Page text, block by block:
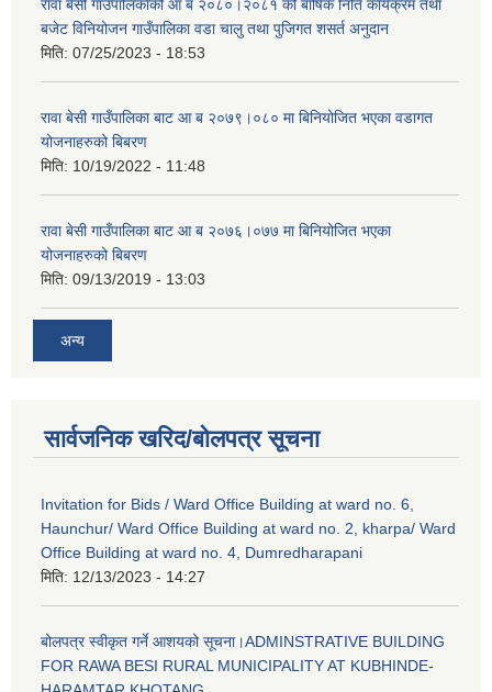
रावा बेसी गाउँपालिकाको आ ब २०८०।२०८१ को बार्षिक निति कार्यक्रम तथा
बजेट विनियोजन गाउँपालिका वडा चालु तथा पुजिगत शसर्त अनुदान
मिति: 07/25/2023 - 18:53
रावा बेसी गाउँपालिका बाट आ ब २०७९।०८० मा बिनियोजित भएका वडागत
योजनाहरुको बिबरण
मिति: 10/19/2022 - 11:48
रावा बेसी गाउँपालिका बाट आ ब २०७६।०७७ मा बिनियोजित भएका
योजनाहरुको बिबरण
मिति: 09/13/2019 - 13:03
अन्य
सार्वजनिक खरिद/बोलपत्र सूचना
Invitation for Bids / Ward Office Building at ward no. 6,
Haunchur/ Ward Office Building at ward no. 2, kharpa/ Ward
Office Building at ward no. 4, Dumredharapani
मिति: 12/13/2023 - 14:27
बोलपत्र स्वीकृत गर्ने आशयको सूचना।ADMINSTRATIVE BUILDING
FOR RAWA BESI RURAL MUNICIPALITY AT KUBHINDE-